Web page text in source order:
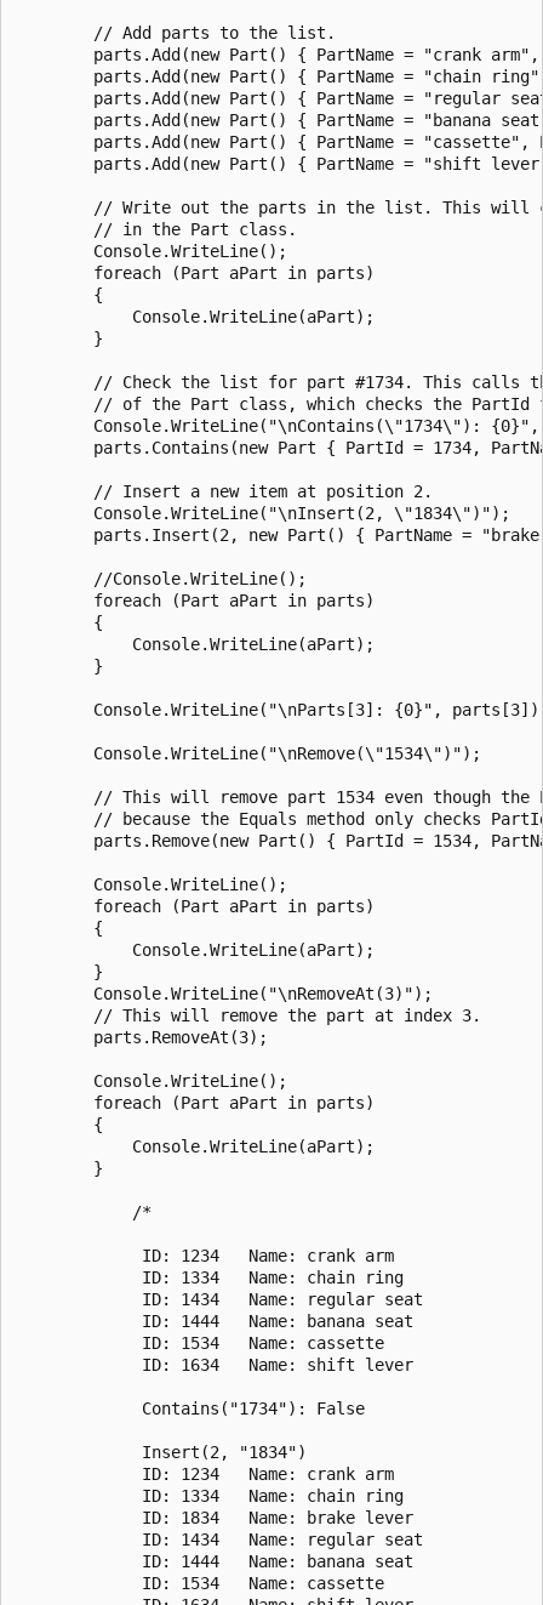
        // Add parts to the list.
parts.Add(new Part() { PartName = "crank
parts.Add(new Part() { PartName = "chain
parts.Add(new Part() { PartName = "regular
parts.Add(new Part() { PartName = "banana
parts.Add(new Part() { PartName = "cassette",
parts.Add(new Part() { PartName = "shift
// Write out the parts in the list. This will
        // in the Part class.
        Console.WriteLine();
        foreach (Part aPart in parts)
        {
            Console.WriteLine(aPart);
        }
// Check the list for part #1734. This calls
// of the Part class, which checks the PartId
        Console.WriteLine("\nContains(\"1734\"): {0}",
parts.Contains(new Part { PartId = 1734,
        // Insert a new item at position 2.
        Console.WriteLine("\nInsert(2, \"1834\")");
parts.Insert(2, new Part() { PartName =
        //Console.WriteLine();
        foreach (Part aPart in parts)
        {
            Console.WriteLine(aPart);
        }
Console.WriteLine("\nParts[3]: {0}",
        Console.WriteLine("\nRemove(\"1534\")");
// This will remove part 1534 even though the
// because the Equals method only checks
parts.Remove(new Part() { PartId = 1534,
        Console.WriteLine();
        foreach (Part aPart in parts)
        {
            Console.WriteLine(aPart);
        }
        Console.WriteLine("\nRemoveAt(3)");
        // This will remove the part at index 3.
        parts.RemoveAt(3);
        Console.WriteLine();
        foreach (Part aPart in parts)
        {
            Console.WriteLine(aPart);
        }
            /*
             ID: 1234   Name: crank arm
             ID: 1334   Name: chain ring
             ID: 1434   Name: regular seat
             ID: 1444   Name: banana seat
             ID: 1534   Name: cassette
             ID: 1634   Name: shift lever
             Contains("1734"): False
             Insert(2, "1834")
             ID: 1234   Name: crank arm
             ID: 1334   Name: chain ring
             ID: 1834   Name: brake lever
             ID: 1434   Name: regular seat
             ID: 1444   Name: banana seat
             ID: 1534   Name: cassette